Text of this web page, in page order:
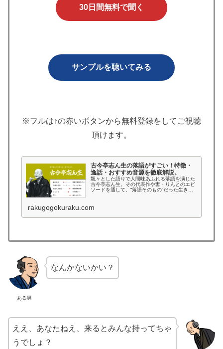
30日間無料で聞く
サンプルを聴いてみる
※フルは↑の赤いボタンから無料登録をしてご視聴
頂けます。
古今亭志ん生の落語がすごい！特徴・
逸話・おすすめ音源を徹底解説。
飄々とした語りで人間味あふれる落語を演じた
古今亭志ん生。その代表作や妻・りんとのエピ
ソードを通して、“落語そのもの”だった生き様
rakugogokuraku.com
ある男
なんかないかい？
ええ、あなたねえ、来るとみんな持ってちゃ
うでしょ？